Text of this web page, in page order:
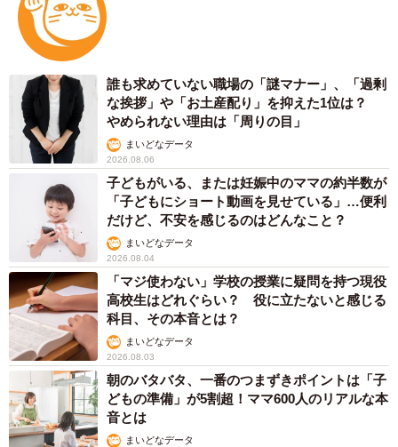
誰も求めていない職場の「謎マナー」、「過剰
な挨拶」や「お土産配り」を抑えた1位は？
やめられない理由は「周りの目」
まいどなデータ
2026.08.06
子どもがいる、または妊娠中のママの約半数が
「子どもにショート動画を見せている」…便利
だけど、不安を感じるのはどんなこと？
まいどなデータ
2026.08.04
「マジ使わない」学校の授業に疑問を持つ現役
高校生はどれぐらい？ 役に立たないと感じる
科目、その本音とは？
まいどなデータ
2026.08.03
朝のバタバタ、一番のつまずきポイントは「子
どもの準備」が5割超！ママ600人のリアルな本
音とは
まいどなデータ